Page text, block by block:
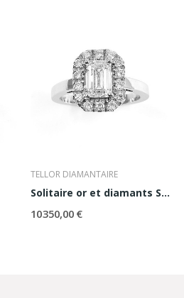
TELLOR DIAMANTAIRE
Solitaire or et diamants Sélène
10 350,00 €